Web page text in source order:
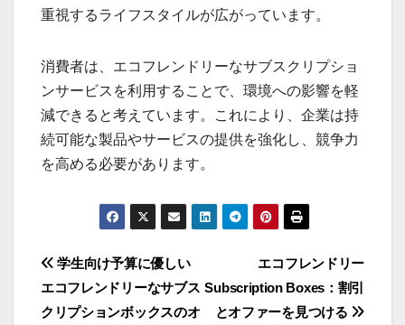
重視するライフスタイルが広がっています。
消費者は、エコフレンドリーなサブスクリプショ
ンサービスを利用することで、環境への影響を軽
減できると考えています。これにより、企業は持
続可能な製品やサービスの提供を強化し、競争力
を高める必要があります。
Post
navigation
エコフレンドリー
Subscription Boxes：割引
とオファーを見つける
学生向け予算に優しい
エコフレンドリーなサブス
クリプションボックスのオ